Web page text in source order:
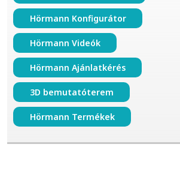
Hörmann Konfigurátor
Hörmann Videók
Hörmann Ajánlatkérés
3D bemutatóterem
Hörmann Termékek